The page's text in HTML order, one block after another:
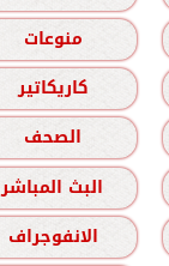
منوعات
كاريكاتير
الصحف
البث المباشر
الانفوجراف